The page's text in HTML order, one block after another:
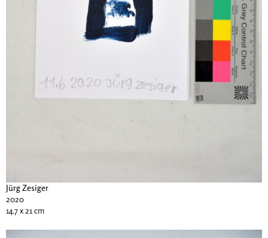
Jürg Zesiger
2020
14.7 x 21 cm